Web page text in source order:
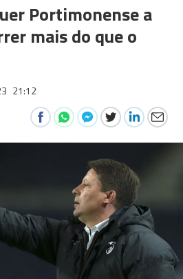
Portimonense a
mais do que o
21:12